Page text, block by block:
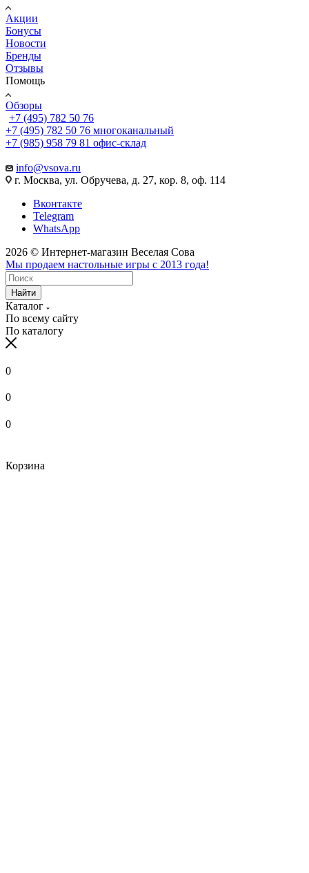
Акции
Бонусы
Новости
Бренды
Отзывы
Помощь
Обзоры
+7 (495) 782 50 76
+7 (495) 782 50 76 многоканальный
+7 (985) 958 79 81 офис-склад
info@vsova.ru
г. Москва, ул. Обручева, д. 27, кор. 8, оф. 114
Вконтакте
Telegram
WhatsApp
2026 © Интернет-магазин Веселая Сова
Мы продаем настольные игры с 2013 года!
Найти
Каталог
По всему сайту
По каталогу
0
0
0
Корзина